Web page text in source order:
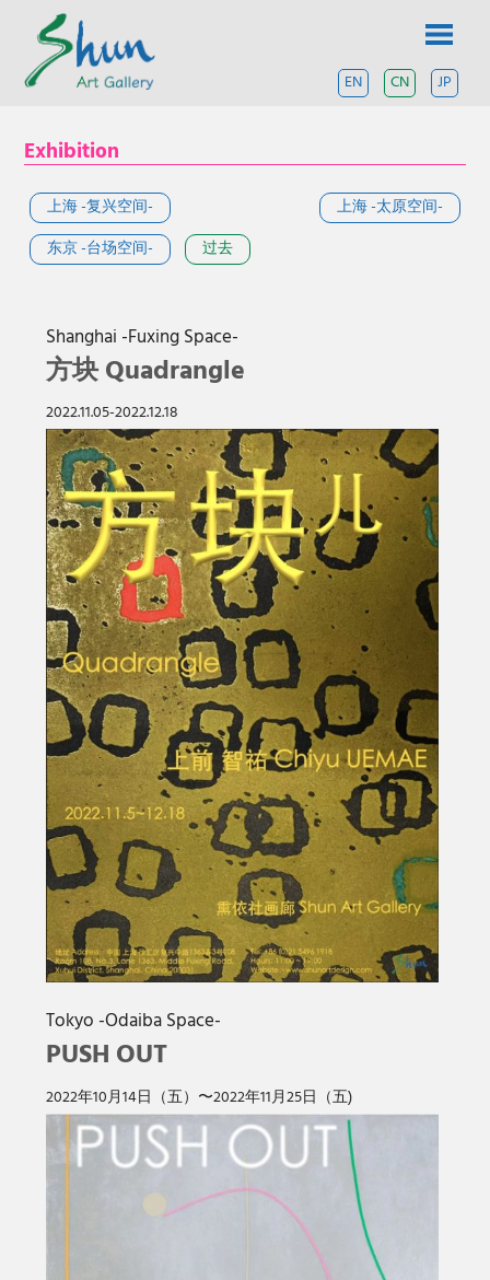
content
设
海
和
东
京
的
当
廊。
EN JP
CN
Exhibition
上海 -复兴空间-
上海 -太原空间-
东京 -台场空间-
过去
Shanghai -Fuxing Space-
方块 Quadrangle
2022.11.05-2022.12.18
Tokyo -Odaiba Space-
PUSH OUT
2022年10⽉14⽇（五）〜2022年11月25⽇（五)